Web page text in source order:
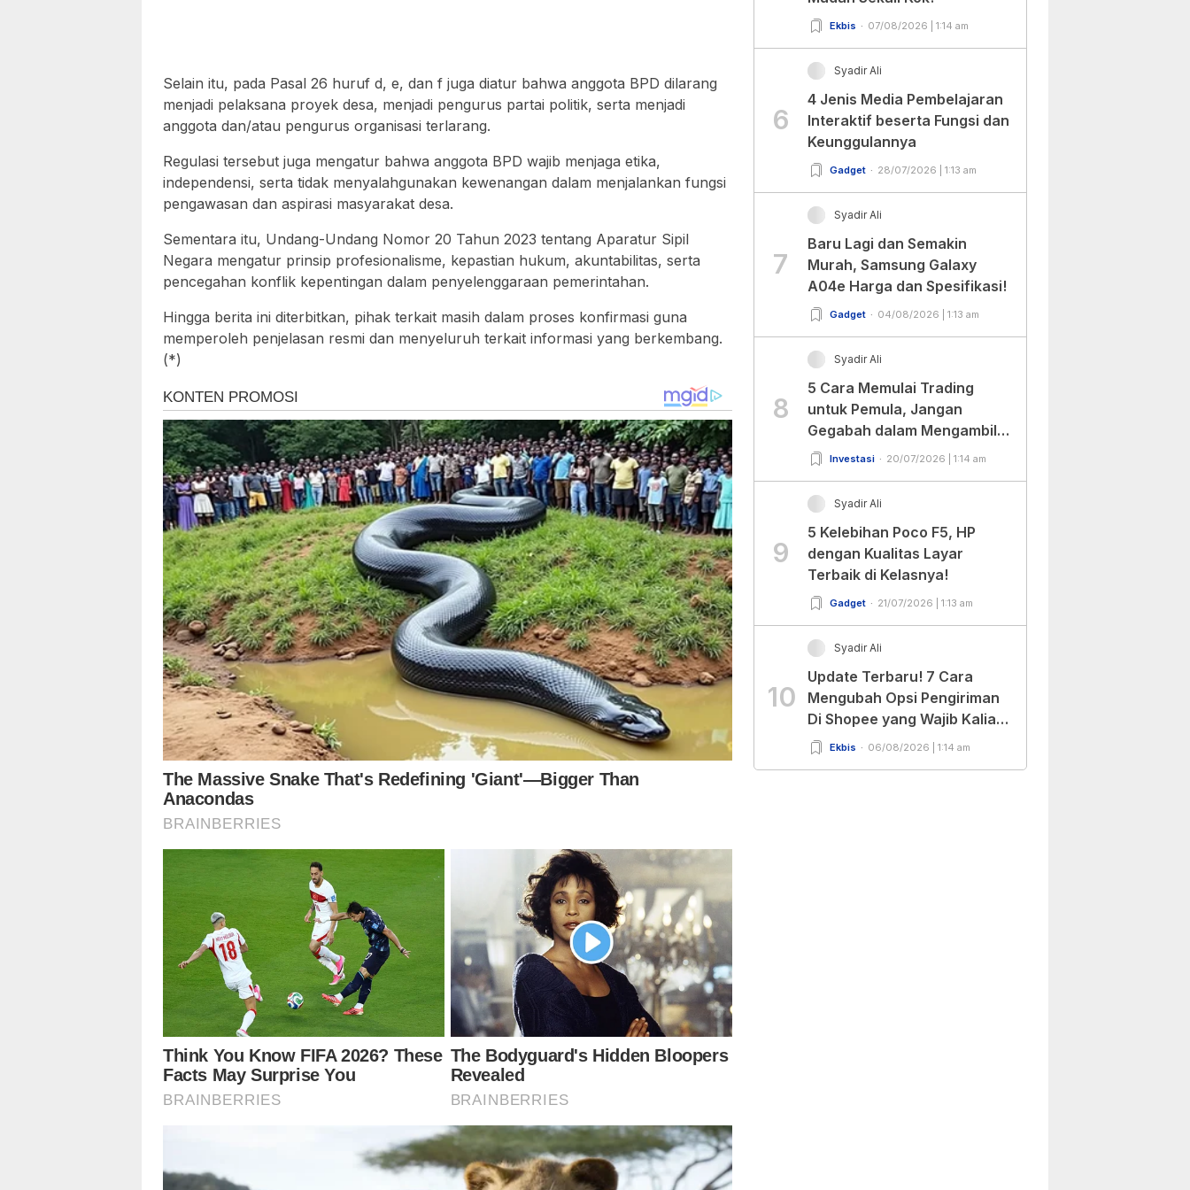
Selain itu, pada Pasal 26 huruf d, e, dan f juga diatur bahwa anggota BPD dilarang
menjadi pelaksana proyek desa, menjadi pengurus partai politik, serta menjadi
anggota dan/atau pengurus organisasi terlarang.
Regulasi tersebut juga mengatur bahwa anggota BPD wajib menjaga etika,
independensi, serta tidak menyalahgunakan kewenangan dalam menjalankan fungsi
pengawasan dan aspirasi masyarakat desa.
Sementara itu, Undang-Undang Nomor 20 Tahun 2023 tentang Aparatur Sipil
Negara mengatur prinsip profesionalisme, kepastian hukum, akuntabilitas, serta
pencegahan konflik kepentingan dalam penyelenggaraan pemerintahan.
Hingga berita ini diterbitkan, pihak terkait masih dalam proses konfirmasi guna
memperoleh penjelasan resmi dan menyeluruh terkait informasi yang berkembang.
(*)
Ekbis 07/08/2026 | 1:14 am
6
Syadir Ali
4 Jenis Media Pembelajaran
Interaktif beserta Fungsi dan
Keunggulannya
Gadget 28/07/2026 | 1:13 am
7
Syadir Ali
Baru Lagi dan Semakin
Murah, Samsung Galaxy
A04e Harga dan Spesifikasi!
Gadget 04/08/2026 | 1:13 am
8
Syadir Ali
5 Cara Memulai Trading
untuk Pemula, Jangan
Gegabah dalam Mengambil
Keputusan!
Investasi 20/07/2026 | 1:14 am
9
Syadir Ali
5 Kelebihan Poco F5, HP
dengan Kualitas Layar
Terbaik di Kelasnya!
Gadget 21/07/2026 | 1:13 am
10
Syadir Ali
Update Terbaru! 7 Cara
Mengubah Opsi Pengiriman
Di Shopee yang Wajib Kalian
Ketahui!
Ekbis 06/08/2026 | 1:14 am